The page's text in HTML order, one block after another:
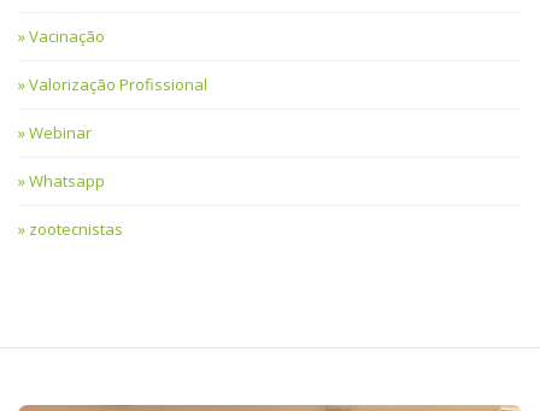
Vacinação
Valorização Profissional
Webinar
Whatsapp
zootecnistas